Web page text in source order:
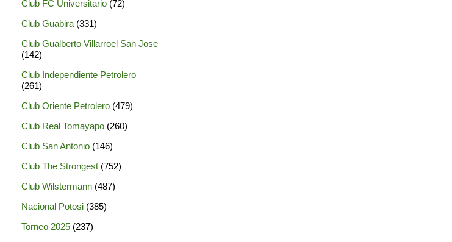
Club FC Universitario (72)
Club Guabira (331)
Club Gualberto Villarroel San Jose
(142)
Club Independiente Petrolero
(261)
Club Oriente Petrolero (479)
Club Real Tomayapo (260)
Club San Antonio (146)
Club The Strongest (752)
Club Wilstermann (487)
Nacional Potosi (385)
Torneo 2025 (237)